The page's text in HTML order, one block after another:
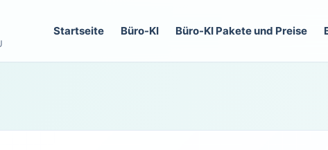
Startseite Büro-KI Büro-KI Pakete und Preise